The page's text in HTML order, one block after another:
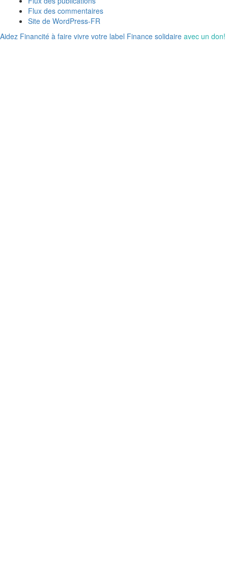
Flux des commentaires
Site de WordPress-FR
Aidez Financité à faire vivre votre label Finance solidaire avec un don!